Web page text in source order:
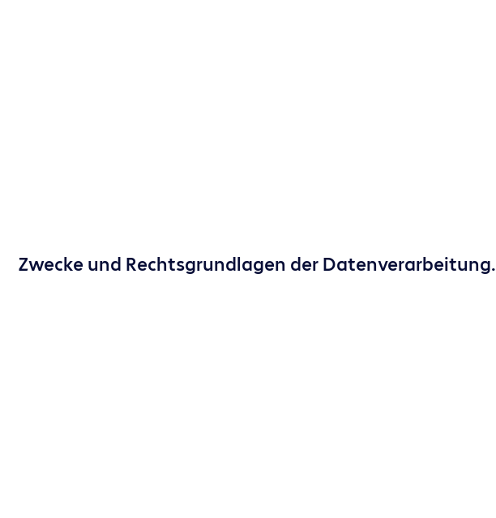
Zwecke und Rechtsgrundlagen der Datenverarbeitung.